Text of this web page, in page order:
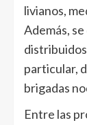
livianos,
Además,
particular,
brigadas
Entre las